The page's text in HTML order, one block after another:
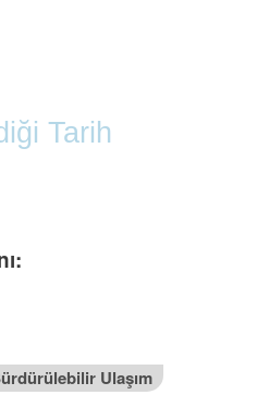
Tarih
Ulaşım